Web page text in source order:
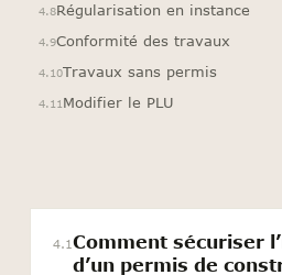
4.8Régularisation en instance
4.9Conformité des travaux
4.10Travaux sans permis
4.11 Modifier le PLU
4.1 Comment sécuriser
d’un permis de